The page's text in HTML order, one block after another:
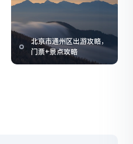
北京市通州区出游攻略，
门票+景点攻略